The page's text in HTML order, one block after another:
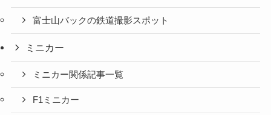
富士山バックの鉄道撮影スポット
ミニカー
ミニカー関係記事一覧
F1ミニカー